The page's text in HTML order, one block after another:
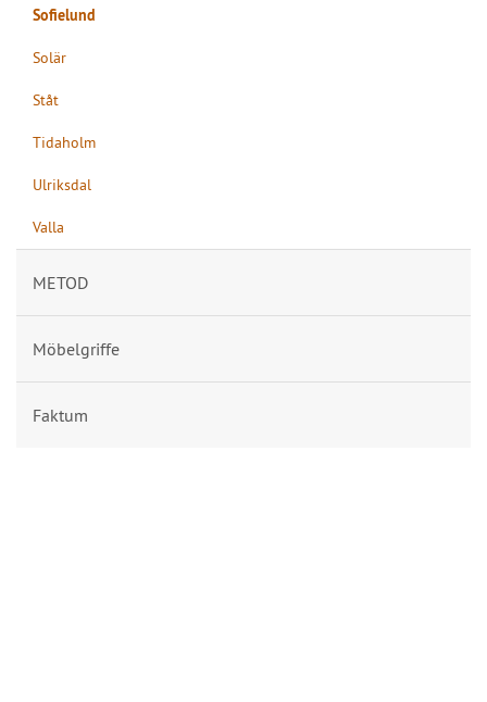
Sofielund
Solär
Ståt
Tidaholm
Ulriksdal
Valla
METOD
Möbelgriffe
Faktum